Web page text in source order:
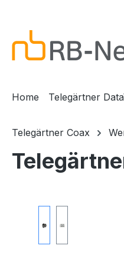
Home Telegärtner
Telegärtner Coax